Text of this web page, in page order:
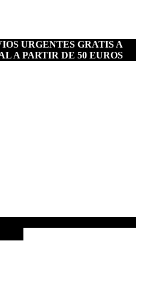
URGENTES GRATIS A
A PARTIR DE 50 EUROS